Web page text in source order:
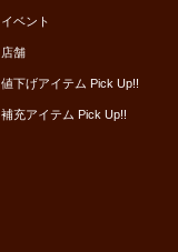
イベント
店舗
値下げアイテム Pick Up!!
補充アイテム Pick Up!!